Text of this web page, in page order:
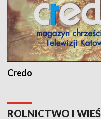
Credo
ROLNICTWO I WIEŚ